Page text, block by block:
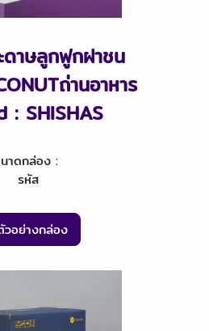
ดาษลูกฟูกฝาชน
ถ่านอาหาร
: SHISHAS
าดกล่อง :
รหัส
อย่างกล่อง